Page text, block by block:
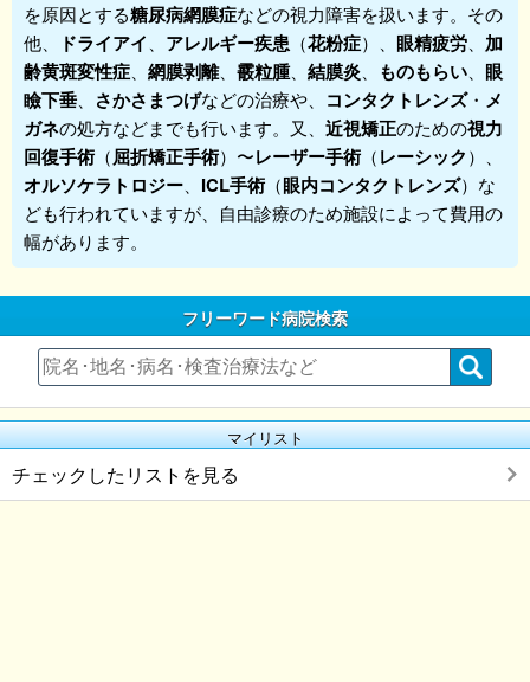
を原因とする糖尿病網膜症などの視力障害を扱います。その
他、
ドライアイ アレルギー疾患 （花粉症）、 眼精疲労
加
齢黄斑変性症
網膜剥離、 霰粒腫、 結膜炎 ものもらい
眼
瞼下垂
さかさまつげなどの治療や、 コンタクトレンズ・ メ
ガネの処方などまでも行います。又、 近視矯正のための視力
回復手術（屈折矯正手術）〜レーザー手術（レーシック）、
オルソケラトロジー ICL手術（眼内コンタクトレンズ）な
ども行われていますが、自由診療のため施設によって費用の
幅があります。
フリーワード病院検索
マイリスト
チェックしたリストを見る